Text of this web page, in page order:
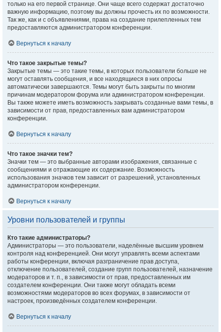
только на его первой странице. Они чаще всего содержат достаточно
важную информацию, поэтому вы должны прочесть их по возможности.
Так же, как и с объявлениями, права на создание прилепленных тем
предоставляются администратором конференции.
Вернуться к началу
Что такое закрытые темы?
Закрытые темы — это такие темы, в которых пользователи больше не
могут оставлять сообщения, и все находящиеся в них опросы
автоматически завершаются. Темы могут быть закрыты по многим
причинам модератором форума или администратором конференции.
Вы также можете иметь возможность закрывать созданные вами темы, в
зависимости от прав, предоставленных вам администратором
конференции.
Вернуться к началу
Что такое значки тем?
Значки тем — это выбранные авторами изображения, связанные с
сообщениями и отражающие их содержание. Возможность
использования значков тем зависит от разрешений, установленных
администратором конференции.
Вернуться к началу
Уровни пользователей и группы
Кто такие администраторы?
Администраторы — это пользователи, наделённые высшим уровнем
контроля над конференцией. Они могут управлять всеми аспектами
работы конференции, включая разграничение прав доступа,
отключение пользователей, создание групп пользователей, назначение
модераторов и т. п., в зависимости от прав, предоставленных им
создателем конференции. Они также могут обладать всеми
возможностями модераторов во всех форумах, в зависимости от
настроек, произведённых создателем конференции.
Вернуться к началу